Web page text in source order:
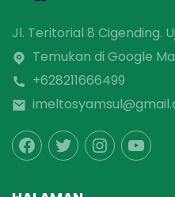
Jl. Teritorial 8 Cigending.
Temukan di Google
+628211666499